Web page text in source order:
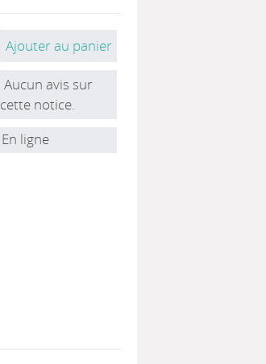
Ajouter au panier
Aucun avis sur
cette notice.
En ligne